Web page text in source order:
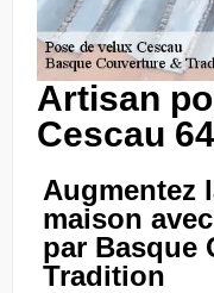
Artisan
Cescau
Augmentez
maison
par Basque
Tradition